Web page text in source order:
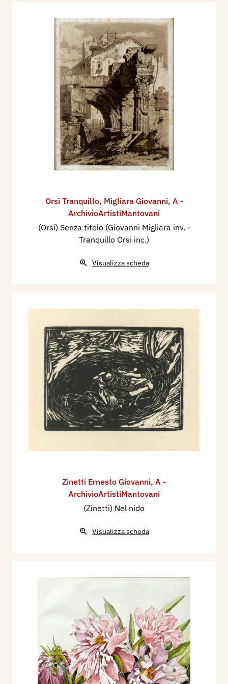
Orsi Tranquillo, Migliara Giovanni, A -
ArchivioArtistiMantovani
(Orsi) Senza titolo (Giovanni Migliara inv. -
Tranquillo Orsi inc.)
Visualizza scheda
Zinetti Ernesto Giovanni, A -
ArchivioArtistiMantovani
(Zinetti) Nel nido
Visualizza scheda